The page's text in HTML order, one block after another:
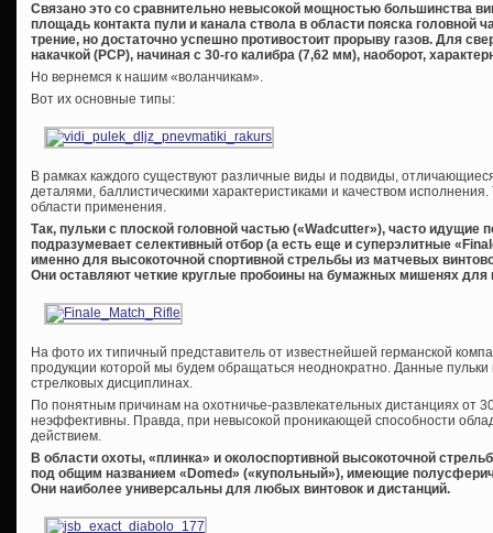
Связано это со сравнительно невысокой мощностью большинства
площадь контакта пули и канала ствола в области пояска головной
трение, но достаточно успешно противостоит прорыву газов. Для
накачкой (PCP), начиная с 30-го калибра (7,62 мм), наоборот,
Но вернемся к нашим «воланчикам».
Вот их основные типы:
В рамках каждого существуют различные виды и подвиды,
деталями, баллистическими характеристиками и качеством
области применения.
Так, пульки с плоской головной частью («Wadcutter»), часто идущие
подразумевает селективный отбор (а есть еще и суперэлитные «
именно для высокоточной спортивной стрельбы из матчевых
Они оставляют четкие круглые пробоины на бумажных мишенях для
На фото их типичный представитель от известнейшей германской
продукции которой мы будем обращаться неоднократно. Данные пульки
стрелковых дисциплинах.
По понятным причинам на охотничье-развлекательных дистанциях от
неэффективны. Правда, при невысокой проникающей способности
действием.
В области охоты, «плинка» и околоспортивной высокоточной
под общим названием « Domed» («купольный»), имеющие
Они наиболее универсальны для любых винтовок и дистанций.